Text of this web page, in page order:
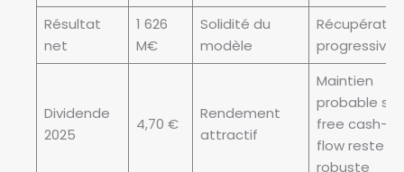
Résultat
net
1 626
M€
Solidité du
modèle
progressive
Dividende
2025
4,70 €
Rendement
attractif
Maintien
probable si
free cash-
flow reste
robuste